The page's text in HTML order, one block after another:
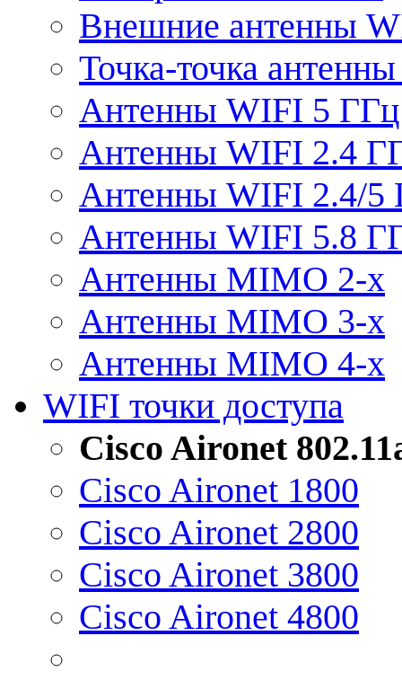
Внешние антенны
Точка-точка
Антенны WIFI 5 ГГц
Антенны WIFI 2.4
Антенны WIFI 2.4/5
Антенны WIFI 5.8
Антенны MIMO 2-x
Антенны MIMO 3-x
Антенны MIMO 4-x
WIFI точки доступа
Cisco Aironet
Cisco Aironet 1800
Cisco Aironet 2800
Cisco Aironet 3800
Cisco Aironet 4800